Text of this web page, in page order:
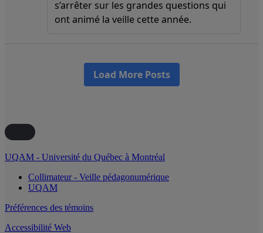
UQAM - Université du Québec à Montréal
Collimateur - Veille pédagonumérique
UQAM
Préférences des témoins
Accessibilité Web